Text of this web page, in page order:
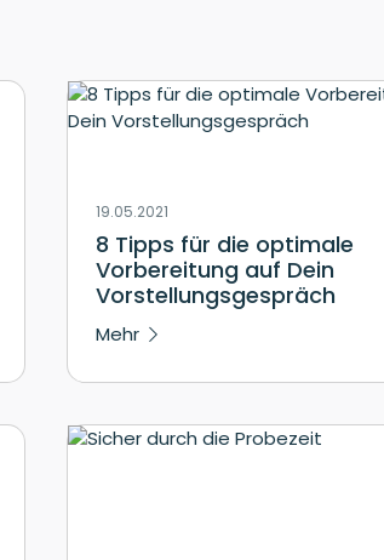
19.05.2021
8 Tipps für die optimale
Vorbereitung auf Dein
Vorstellungsgespräch
Mehr